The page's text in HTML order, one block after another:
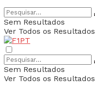
Sem Resultados
Ver Todos os Resultados
Sem Resultados
Ver Todos os Resultados